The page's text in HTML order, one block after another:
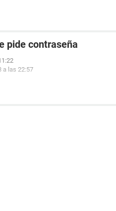
pide contraseña
a las 22:57